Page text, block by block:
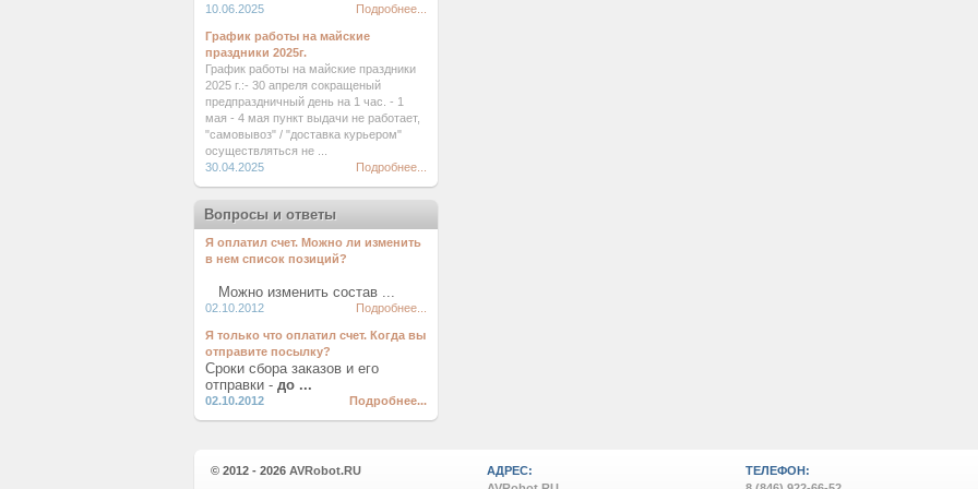
10.06.2025
Подробнее...
График работы на майские
праздники 2025г.
График работы на майские праздники
2025 г.:- 30 апреля сокращеный
предпраздничный день на 1 час. - 1
мая - 4 мая пункт выдачи не работает,
"самовывоз" / "доставка курьером"
осуществляться не ...
30.04.2025
Подробнее...
Вопросы и ответы
Я оплатил счет. Можно ли изменить
в нем список позиций?
Можно изменить состав ...
02.10.2012 Подробнее...
Я только что оплатил счет. Когда вы
отправите посылку?
Сроки сбора заказов и его
отправки - до ...
02.10.2012 Подробнее...
© 2012 - 2026 AVRobot.RU
АДРЕС:
ТЕЛЕФОН: